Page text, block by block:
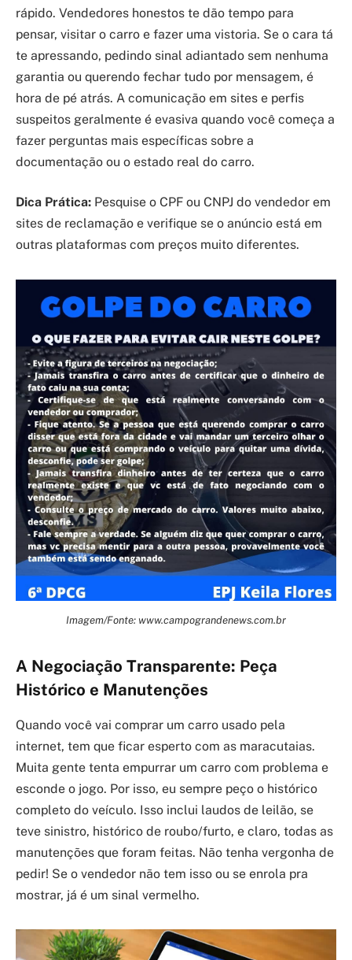
rápido. Vendedores honestos te dão tempo para
pensar, visitar o carro e fazer uma vistoria. Se o cara tá
te apressando, pedindo sinal adiantado sem nenhuma
garantia ou querendo fechar tudo por mensagem, é
hora de pé atrás. A comunicação em sites e perfis
suspeitos geralmente é evasiva quando você começa a
fazer perguntas mais específicas sobre a
documentação ou o estado real do carro.
Dica Prática: Pesquise o CPF ou CNPJ do vendedor em
sites de reclamação e verifique se o anúncio está em
outras plataformas com preços muito diferentes.
Imagem/Fonte: www.campograndenews.com.br
A Negociação Transparente: Peça
Histórico e Manutenções
Quando você vai comprar um carro usado pela
internet, tem que ficar esperto com as maracutaias.
Muita gente tenta empurrar um carro com problema e
esconde o jogo. Por isso, eu sempre peço o histórico
completo do veículo. Isso inclui laudos de leilão, se
teve sinistro, histórico de roubo/furto, e claro, todas as
manutenções que foram feitas. Não tenha vergonha de
pedir! Se o vendedor não tem isso ou se enrola pra
mostrar, já é um sinal vermelho.